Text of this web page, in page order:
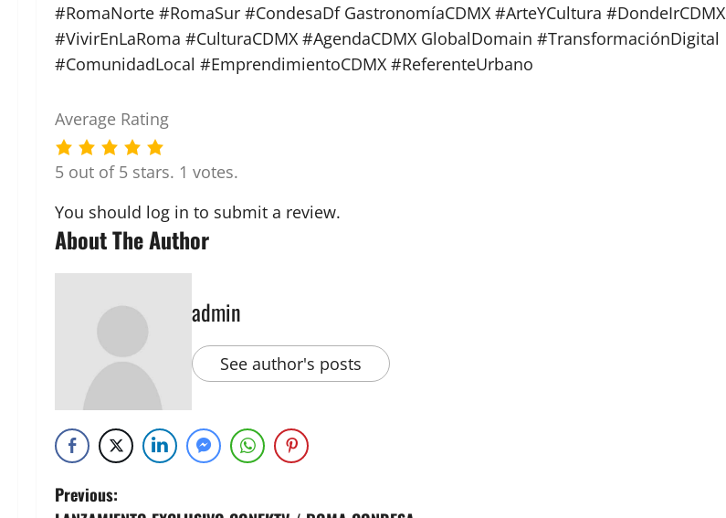
#RomaNorte #RomaSur #CondesaDf GastronomíaCDMX #ArteYCultura #DondeIrCDMX
#VivirEnLaRoma #CulturaCDMX #AgendaCDMX GlobalDomain #TransformaciónDigital
#ComunidadLocal #EmprendimientoCDMX #ReferenteUrbano
Average Rating
5 out of 5 stars. 1 votes.
You should log in to submit a review.
About The Author
admin
See author's posts
Previous: